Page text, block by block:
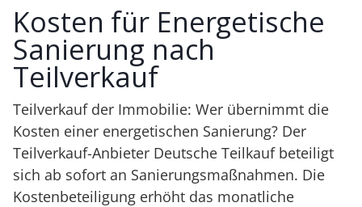
Kosten für Energetische
Sanierung nach
Teilverkauf
Teilverkauf der Immobilie: Wer übernimmt die
Kosten einer energetischen Sanierung? Der
Teilverkauf-Anbieter Deutsche Teilkauf beteiligt
sich ab sofort an Sanierungsmaßnahmen. Die
Kostenbeteiligung erhöht das monatliche